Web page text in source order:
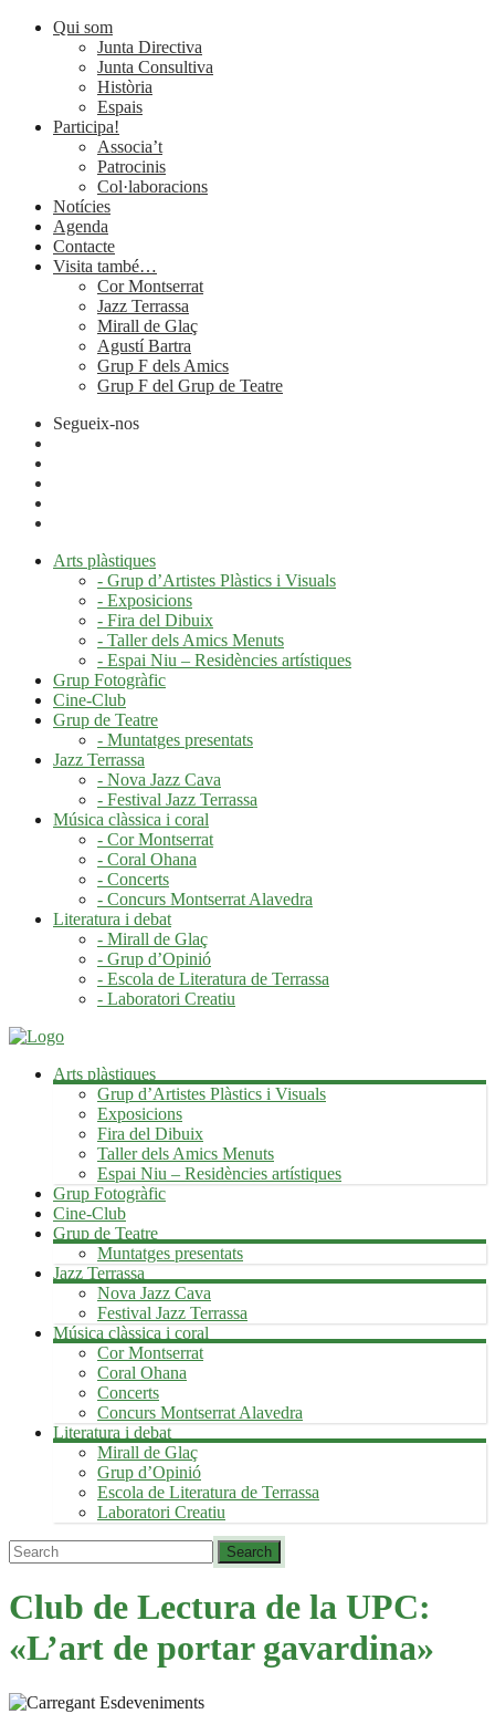
Qui som
Junta Directiva
Junta Consultiva
Història
Espais
Participa!
Associa’t
Patrocinis
Col·laboracions
Notícies
Agenda
Contacte
Visita també…
Cor Montserrat
Jazz Terrassa
Mirall de Glaç
Agustí Bartra
Grup F dels Amics
Grup F del Grup de Teatre
Segueix-nos
Arts plàstiques
- Grup d’Artistes Plàstics i Visuals
- Exposicions
- Fira del Dibuix
- Taller dels Amics Menuts
- Espai Niu – Residències artístiques
Grup Fotogràfic
Cine-Club
Grup de Teatre
- Muntatges presentats
Jazz Terrassa
- Nova Jazz Cava
- Festival Jazz Terrassa
Música clàssica i coral
- Cor Montserrat
- Coral Ohana
- Concerts
- Concurs Montserrat Alavedra
Literatura i debat
- Mirall de Glaç
- Grup d’Opinió
- Escola de Literatura de Terrassa
- Laboratori Creatiu
Arts plàstiques
Grup d’Artistes Plàstics i Visuals
Exposicions
Fira del Dibuix
Taller dels Amics Menuts
Espai Niu – Residències artístiques
Grup Fotogràfic
Cine-Club
Grup de Teatre
Muntatges presentats
Jazz Terrassa
Nova Jazz Cava
Festival Jazz Terrassa
Música clàssica i coral
Cor Montserrat
Coral Ohana
Concerts
Concurs Montserrat Alavedra
Literatura i debat
Mirall de Glaç
Grup d’Opinió
Escola de Literatura de Terrassa
Laboratori Creatiu
Club de Lectura de la UPC:
«L’art de portar gavardina»